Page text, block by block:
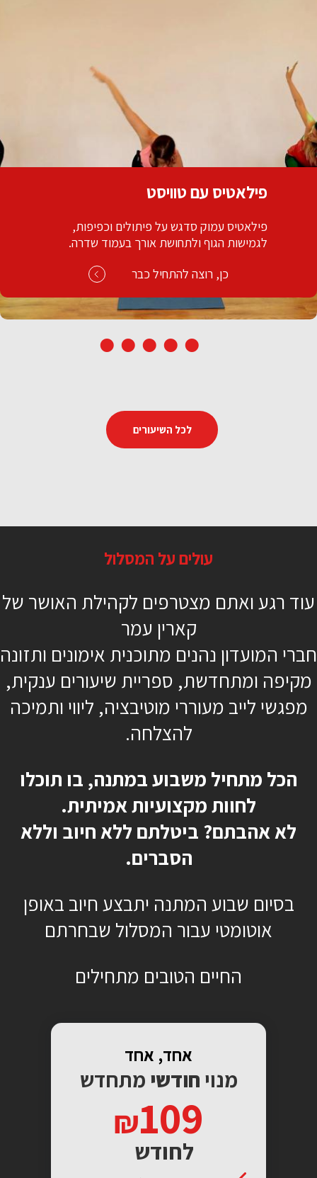
קצר ומתוק שחרור וחיזוק הגב
מחפשים להקל על כאבי גב? לשחרר מתחים
וסטרס? שיעורי הפילאטיס להניע את הגב ועמוד
כן, רוצה להתחיל כבר
מתחילים
רונה שגב
לכל השיעורים
עולים על המסלול
עוד רגע ואתם מצטרפים לקהילת האושר של
קארין עמר
חברי המועדון נהנים מתוכנית אימונים ותזונה
מקיפה ומתחדשת, ספריית שיעורים ענקית,
מפגשי לייב מעוררי מוטיבציה, ליווי ותמיכה
להצלחה.
הכל מתחיל משבוע במתנה, בו תוכלו
לחוות מקצועיות אמיתית.
לא אהבתם? ביטלתם ללא חיוב וללא
הסברים.
בסיום שבוע המתנה יתבצע חיוב באופן
אוטומטי עבור המסלול שבחרתם
החיים הטובים מתחילים
אחד, אחד
מנוי חודשי מתחדש
109
לחודש